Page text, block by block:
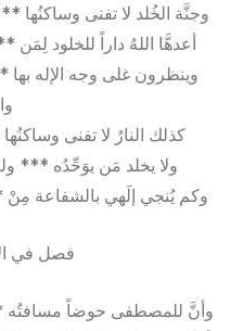
وجنَّة الخُلد لا تفنى
أعدهَّا اللهُ داراً للخلود
وينظرون غلى وجه الإله
كذلك النارُ لا تفنى
ولا يخلد مَن يوَحِّدُه ***
وكم يُنجي إلَهي بالشفاعة
فصل في
وأنَّ للمصطفى حوضاً مسافتُه